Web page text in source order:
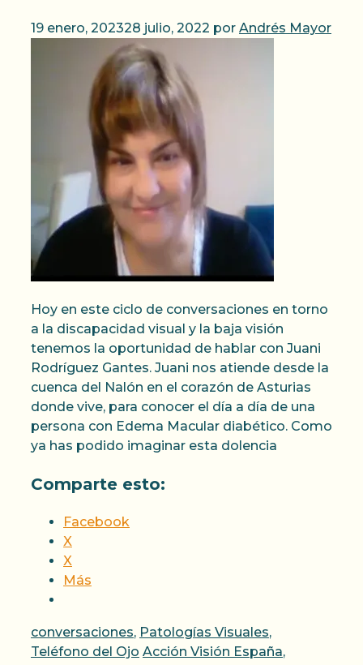
19 enero, 202328 julio, 2022 por Andrés Mayor
Hoy en este ciclo de conversaciones en torno
a la discapacidad visual y la baja visión
tenemos la oportunidad de hablar con Juani
Rodríguez Gantes. Juani nos atiende desde la
cuenca del Nalón en el corazón de Asturias
donde vive, para conocer el día a día de una
persona con Edema Macular diabético. Como
ya has podido imaginar esta dolencia
Comparte esto:
Facebook
X
X
Más
Categorías
conversaciones, Patologías Visuales,
Teléfono del Ojo Etiquetas
Acción Visión España,